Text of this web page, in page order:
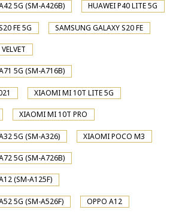
5G (SM-A426B) HUAWEI P40 LITE 5G
FE 5G SAMSUNG GALAXY S20 FE
5G (SM-A716B)
XIAOMI MI 10T LITE 5G
XIAOMI MI 10T PRO
5G (SM-A326) XIAOMI POCO M3
5G (SM-A726B)
(SM-A125F)
5G (SM-A526F) OPPO A12